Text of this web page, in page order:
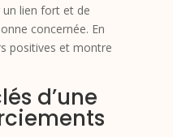
lien fort et de
concernée. En
positives et montre
d’une